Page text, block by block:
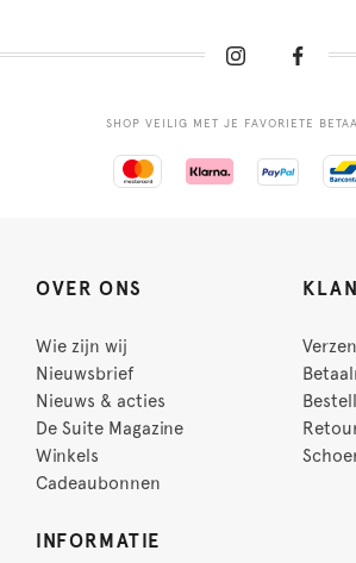
SHOP VEILIG MET JE FAVORIETE
OVER ONS
Wie zijn wij
Nieuwsbrief
Nieuws & acties
De Suite Magazine
Winkels
Cadeaubonnen
INFORMATIE